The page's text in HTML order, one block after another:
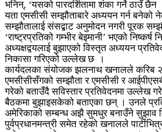
भनिन्, ‘यसको पारदर्शितामा शंका गर्ने ठाउँ छैन
यता एमसीसी सम्झौताबारे अध्ययन गर्न बनेको
सम्झौतालाई संसद्बाट अनुमोदन नगरी पूरक
‘राष्ट्रप्रतिको गम्भीर बेइमानी’ भएको
अध्यक्षद्वयलाई बुझाएको विस्तृत अध्ययन
निकासा गरिएको उल्लेख छ ।
कार्यदलका संयोजक झलनाथ खनालले करिब
एमसीसीसँगको सम्झौता र एमसीसी र
गरेको बताउँदै सविस्तार प्रतिवेदनमा उल्लेख
बैठकमा बुझाइसकेको बताएका छन् । उनले
अमेरिकाको सम्बन्ध अझै सुमधुर बनाउँने सुझाव
पुर्वप्रधानमन्त्री समेत रहेको खनालले